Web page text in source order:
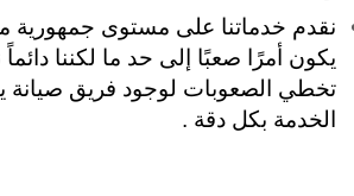
نقدم خدماتنا على مستوى جمهورية
يكون أمرًا صعبًا إلى حد ما لكننا
تخطي الصعوبات لوجود فريق صيانة
الخدمة بكل دقة .